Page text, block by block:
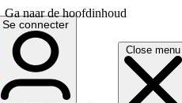
Ga naar de hoofdinhoud
Close menu
English
Deutsch
Se connecter